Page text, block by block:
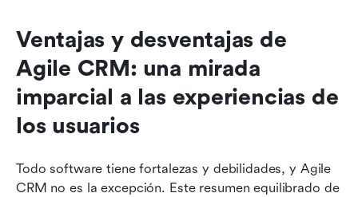
Ventajas y desventajas de
Agile CRM: una mirada
imparcial a las experiencias de
los usuarios
Todo software tiene fortalezas y debilidades, y Agile
CRM no es la excepción. Este resumen equilibrado de